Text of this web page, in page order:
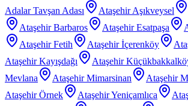
Adalar Tavşan Adası
Ataşehir Aşıkveysel
Ataşehir Barbaros
Ataşehir Esatpaşa
Ataşehir Fetih
Ataşehir İçerenköy
Ataşehir Kayışdağı
Ataşehir
Mevlana
Ataşehir Mimarsinan
Ataşehir
Ataşehir Örnek
Ataşehir Yeniçamlıca